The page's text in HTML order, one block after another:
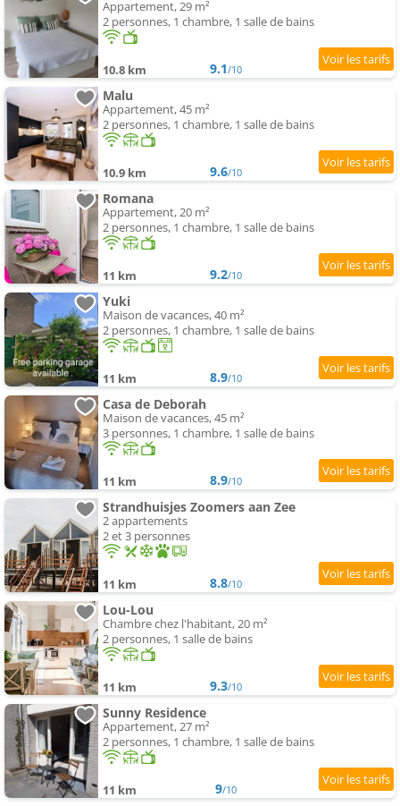
Appartement, 29 m²
2 personnes, 1 chambre, 1 salle de bains
10.8 km 9.1/10
Malu
Appartement, 45 m²
2 personnes, 1 chambre, 1 salle de bains
10.9 km 9.6/10
Romana
Appartement, 20 m²
2 personnes, 1 chambre, 1 salle de bains
11 km 9.2/10
Yuki
Maison de vacances, 40 m²
2 personnes, 1 chambre, 1 salle de bains
11 km 8.9/10
Casa de Deborah
Maison de vacances, 45 m²
3 personnes, 1 chambre, 1 salle de bains
11 km 8.9/10
Strandhuisjes Zoomers aan Zee
2 appartements
2 et 3 personnes
11 km 8.8/10
Lou-Lou
Chambre chez l'habitant, 20 m²
2 personnes, 1 salle de bains
11 km 9.3/10
Sunny Residence
Appartement, 27 m²
2 personnes, 1 chambre, 1 salle de bains
11 km 9/10